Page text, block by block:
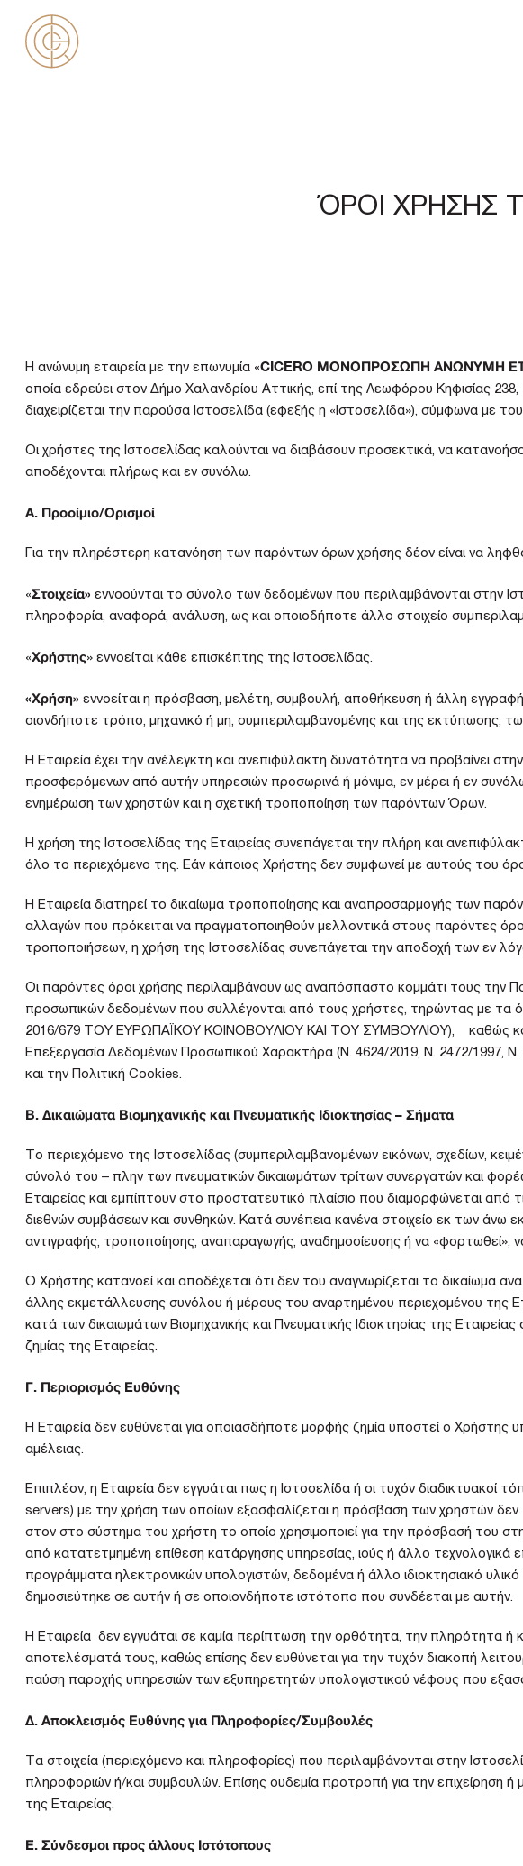
content
ΌΡΟΙ ΧΡΗΣΗΣ
Η ανώνυμη εταιρεία με την επωνυμία «CICERO ΜΟΝΟΠΡΟΣΩΠΗ ΑΝΩΝΥΜΗ
οποία εδρεύει στoν Δήμο Χαλανδρίου Αττικής, επί της Λεωφόρου Κηφισίας
διαχειρίζεται την παρούσα Ιστοσελίδα (εφεξής η «Ιστοσελίδα»), σύμφωνα με
Οι χρήστες της Ιστοσελίδας καλούνται να διαβάσουν προσεκτικά, να
αποδέχονται πλήρως και εν συνόλω.
Α. Προοίμιο/Ορισμοί
Για την πληρέστερη κατανόηση των παρόντων όρων χρήσης δέον είναι να
«Στοιχεία» εννοούνται το σύνολο των δεδομένων που περιλαμβάνονται στην
πληροφορία, αναφορά, ανάλυση, ως και οποιοδήποτε άλλο στοιχείο
«Χρήστης» εννοείται κάθε επισκέπτης της Ιστοσελίδας.
«Χρήση» εννοείται η πρόσβαση, μελέτη, συμβουλή, αποθήκευση ή άλλη
οιονδήποτε τρόπο, μηχανικό ή μη, συμπεριλαμβανομένης και της εκτύπωσης,
Η Εταιρεία έχει την ανέλεγκτη και ανεπιφύλακτη δυνατότητα να προβαίνει
προσφερόμενων από αυτήν υπηρεσιών προσωρινά ή μόνιμα, εν μέρει ή εν
ενημέρωση των χρηστών και η σχετική τροποποίηση των παρόντων Όρων.
Η χρήση της Ιστοσελίδας της Εταιρείας συνεπάγεται την πλήρη και
όλο το περιεχόμενο της. Εάν κάποιος Χρήστης δεν συμφωνεί με αυτούς του
Η Εταιρεία διατηρεί το δικαίωμα τροποποίησης και αναπροσαρμογής των
αλλαγών που πρόκειται να πραγματοποιηθούν μελλοντικά στους παρόντες
τροποποιήσεων, η χρήση της Ιστοσελίδας συνεπάγεται την αποδοχή των εν
Οι παρόντες όροι χρήσης περιλαμβάνουν ως αναπόσπαστο κομμάτι τους την
προσωπικών δεδομένων που συλλέγονται από τους χρήστες, τηρώντας με τα
2016/679 ΤΟΥ ΕΥΡΩΠΑΪΚΟΥ ΚΟΙΝΟΒΟΥΛΙΟΥ ΚΑΙ ΤΟΥ ΣΥΜΒΟΥΛΙΟΥ), καθώς και
Επεξεργασία Δεδομένων Προσωπικού Χαρακτήρα (N. 4624/2019, Ν. 2472/1997,
και την Πολιτική Cookies.
Β. Δικαιώματα Βιομηχανικής και Πνευματικής Ιδιοκτησίας – Σήματα
Το περιεχόμενο της Ιστοσελίδας (συμπεριλαμβανομένων εικόνων, σχεδίων,
σύνολό του – πλην των πνευματικών δικαιωμάτων τρίτων συνεργατών και
Εταιρείας και εμπίπτουν στο προστατευτικό πλαίσιο που διαμορφώνεται από
διεθνών συμβάσεων και συνθηκών. Κατά συνέπεια κανένα στοιχείο εκ των άνω
αντιγραφής, τροποποίησης, αναπαραγωγής, αναδημοσίευσης ή να «φορτωθεί»,
Ο Χρήστης κατανοεί και αποδέχεται ότι δεν του αναγνωρίζεται το δικαίωμα
άλλης εκμετάλλευσης συνόλου ή μέρους του αναρτημένου περιεχομένου της
κατά των δικαιωμάτων Βιομηχανικής και Πνευματικής Ιδιοκτησίας της
ζημίας της Εταιρείας.
Γ. Περιορισμός Ευθύνης
Η Εταιρεία δεν ευθύνεται για οποιασδήποτε μορφής ζημία υποστεί ο
αμέλειας.
Επιπλέον, η Εταιρεία δεν εγγυάται πως η Ιστοσελίδα ή οι τυχόν διαδικτυακοί
servers) με την χρήση των οποίων εξασφαλίζεται η πρόσβαση των χρηστών
στον στο σύστημα του χρήστη το οποίο χρησιμοποιεί για την πρόσβασή του
από κατατετμημένη επίθεση κατάργησης υπηρεσίας, ιούς ή άλλο τεχνολογικά
προγράμματα ηλεκτρονικών υπολογιστών, δεδομένα ή άλλο ιδιοκτησιακό
δημοσιεύτηκε σε αυτήν ή σε οποιονδήποτε ιστότοπο που συνδέεται με αυτήν.
Η Εταιρεία δεν εγγυάται σε καμία περίπτωση την ορθότητα, την πληρότητα ή
αποτελέσματά τους, καθώς επίσης δεν ευθύνεται για την τυχόν διακοπή
παύση παροχής υπηρεσιών των εξυπηρετητών υπολογιστικού νέφους που
Δ. Αποκλεισμός Ευθύνης για Πληροφορίες/Συμβουλές
Τα στοιχεία (περιεχόμενο και πληροφορίες) που περιλαμβάνονται στην
πληροφοριών ή/και συμβουλών. Επίσης ουδεμία προτροπή για την επιχείρηση
της Εταιρείας.
Ε. Σύνδεσμοι προς άλλους Ιστότοπους